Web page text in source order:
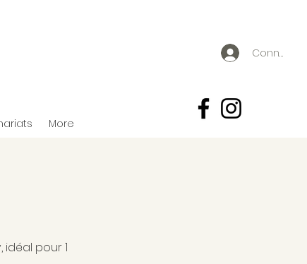
Connexion
More
pour 1